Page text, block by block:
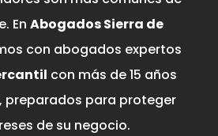
EnAbogados Sierra de
con abogados expertos
con más de 15 años
preparados para proteger
de su negocio.